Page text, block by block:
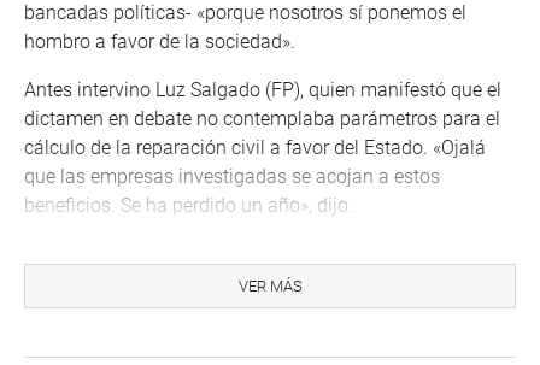
bancadas políticas- «porque nosotros sí ponemos el
hombro a favor de la sociedad».
Antes intervino Luz Salgado (FP), quien manifestó que el
dictamen en debate no contemplaba parámetros para el
cálculo de la reparación civil a favor del Estado. «Ojalá
que las empresas investigadas se acojan a estos
beneficios. Se ha perdido un año», dijo.
(PPK) cerró el debate aceptando algunas de las
propuestas expuestas durante el debate matinal y
VER MÁS